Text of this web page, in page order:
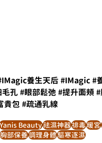
養生天后#IMagic#
孔#眼部鬆弛#提升面頰
貴包 #疏通乳線
Yanis Beauty祛濕神器排毒暖宮
胸部保養調理身體驅寒逐濕